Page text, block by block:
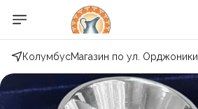
КолумбусМагазин по ул.